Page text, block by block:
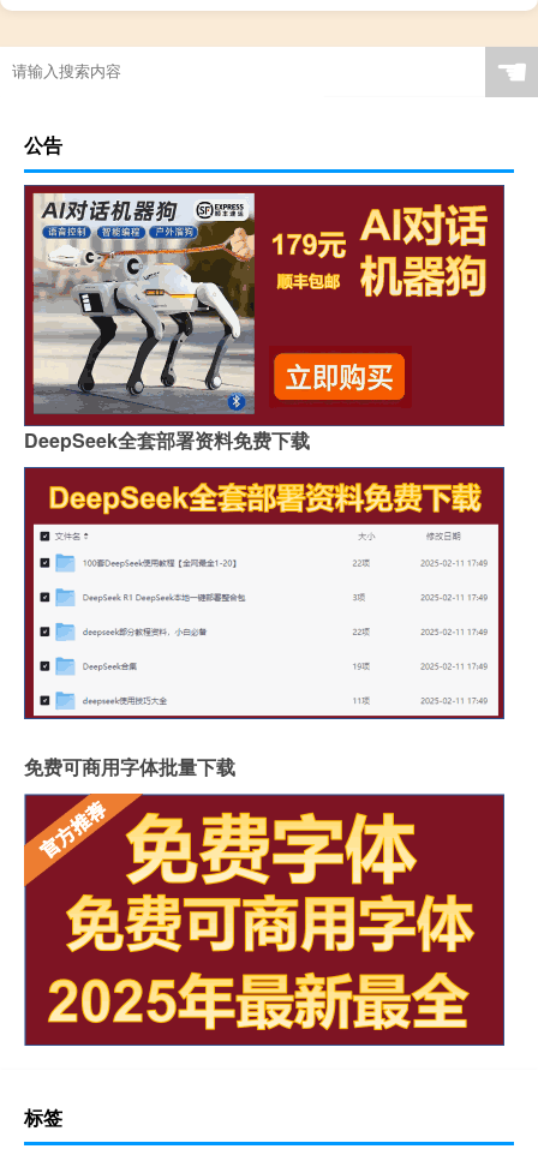
☚
公告
DeepSeek全套部署资料免费下载
免费可商用字体批量下载
标签